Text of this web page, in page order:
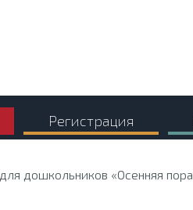
Регистрация